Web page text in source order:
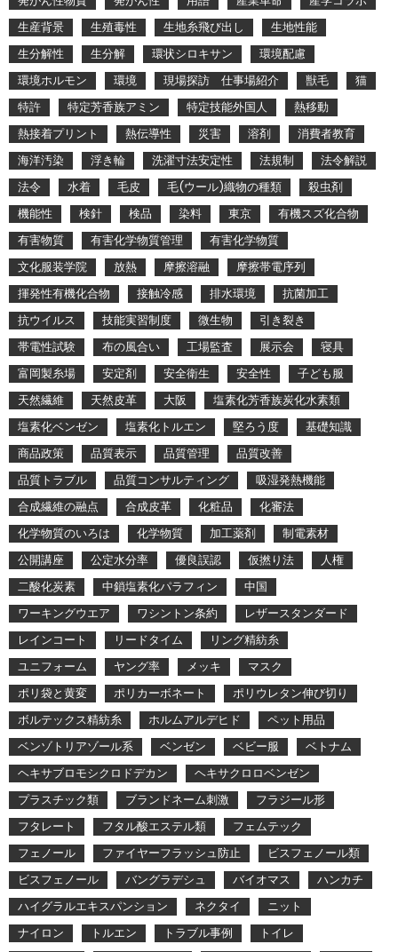
生産背景
生殖毒性 生地糸飛び出し
生地性能
生分解性
生分解 環状シロキサン
環境配慮
環境ホルモン
環境 現場探訪 仕事場紹介 獣毛
猫
特許
特定芳香族アミン 特定技能外国人
熱移動
熱接着プリント
熱伝導性 災害 溶剤
消費者教育
海洋汚染
浮き輪 洗濯寸法安定性 法規制
法令解説
法令
水着 毛皮 毛(ウール)織物の種類
殺虫剤
機能性
検針 検品 染料 東京
有機スズ化合物
有害物質
有害化学物質管理
有害化学物質
文化服装学院
放熱 摩擦溶融
摩擦帯電序列
揮発性有機化合物
接触冷感 排水環境
抗菌加工
抗ウイルス
技能実習制度 微生物
引き裂き
帯電性試験
布の風合い 工場監査 展示会
寝具
富岡製糸場
安定剤 安全衛生 安全性
子ども服
天然繊維
天然皮革 大阪
塩素化芳香族炭化水素類
塩素化ベンゼン
塩素化トルエン 堅ろう度
基礎知識
商品政策
品質表示 品質管理
品質改善
品質トラブル
品質コンサルティング
吸湿発熱機能
合成繊維の融点
合成皮革 化粧品
化審法
化学物質のいろは
化学物質 加工薬剤
制電素材
公開講座
公定水分率 優良誤認 仮撚り法
人権
二酸化炭素
中鎖塩素化パラフィン
中国
ワーキングウエア
ワシントン条約
レザースタンダード
レインコート
リードタイム
リング精紡糸
ユニフォーム
ヤング率 メッキ
マスク
ポリ袋と黄変
ポリカーボネート
ポリウレタン伸び切り
ボルテックス精紡糸
ホルムアルデヒド
ペット用品
ベンゾトリアゾール系
ベンゼン ベビー服
ベトナム
ヘキサブロモシクロドデカン
ヘキサクロロベンゼン
プラスチック類
ブランドネーム刺激
フラジール形
フタレート
フタル酸エステル類
フェムテック
フェノール
ファイヤーフラッシュ防止
ビスフェノール類
ビスフェノール
バングラデシュ バイオマス
ハンカチ
ハイグラルエキスパンション
ネクタイ
ニット
ナイロン
トルエン トラブル事例
トイレ